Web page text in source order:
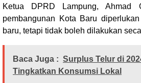
Ketua DPRD Lampung, Ahmad
pembangunan Kota Baru
baru, tetapi tidak boleh dilakukan
Baca Juga : Surplus Telur di
Tingkatkan Konsumsi Lokal